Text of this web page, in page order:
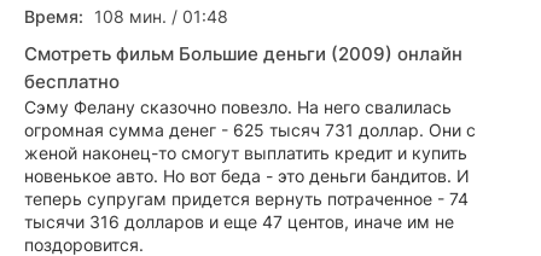
Время:
108 мин. / 01:48
Смотреть фильм Большие деньги (2009) онлайн
бесплатно
Сэму Фелану сказочно повезло. На него свалилась
огромная сумма денег - 625 тысяч 731 доллар. Они с
женой наконец-то смогут выплатить кредит и купить
новенькое авто. Но вот беда - это деньги бандитов. И
теперь супругам придется вернуть потраченное - 74
тысячи 316 долларов и еще 47 центов, иначе им не
поздоровится.